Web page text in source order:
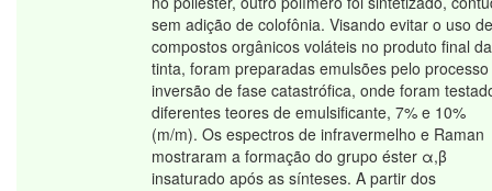
sem adição de colofônia. Visando evitar o uso de
compostos orgânicos voláteis no produto final da
tinta, foram preparadas emulsões pelo
inversão de fase catastrófica, onde foram
diferentes teores de emulsificante, 7% e 10%
(m/m). Os espectros de infravermelho e Raman
mostraram a formação do grupo éster α,β
insaturado após as sínteses. A partir dos